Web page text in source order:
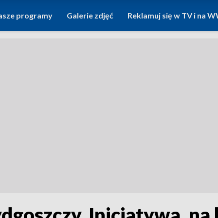
programy Galerie zdjęć Reklamuj się w TV i na